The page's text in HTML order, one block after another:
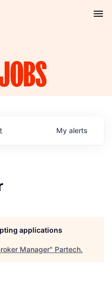
My alerts
applications
Manager" Partech.